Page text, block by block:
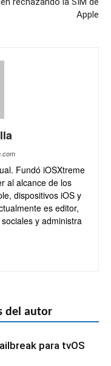
Apple
Fundó iOSXtreme
al alcance de los
dispositivos iOS y
es editor,
y administra
del autor
para tvOS